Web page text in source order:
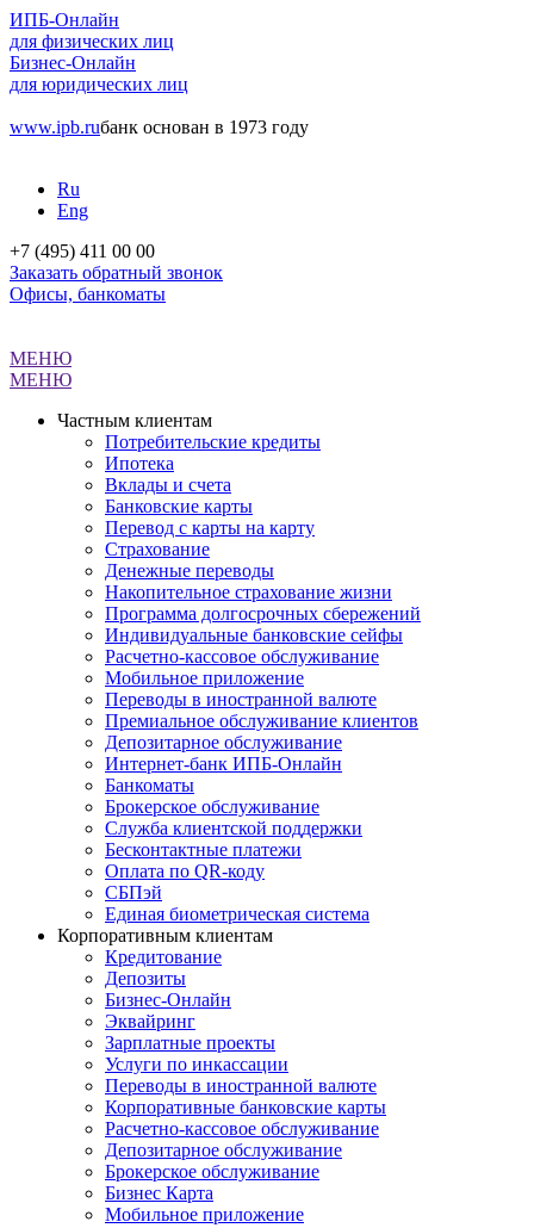
ИПБ-Онлайн
для физических лиц
Бизнес-Онлайн
для юридических лиц
www.ipb.ruбанк основан в 1973 году
Ru
Eng
+7 (495) 411 00 00
Заказать обратный звонок
Офисы, банкоматы
МЕНЮ
МЕНЮ
Частным клиентам
Потребительские кредиты
Ипотека
Вклады и счета
Банковские карты
Перевод с карты на карту
Страхование
Денежные переводы
Накопительное страхование жизни
Программа долгосрочных сбережений
Индивидуальные банковские сейфы
Расчетно-кассовое обслуживание
Мобильное приложение
Переводы в иностранной валюте
Премиальное обслуживание клиентов
Депозитарное обслуживание
Интернет-банк ИПБ-Онлайн
Банкоматы
Брокерское обслуживание
Служба клиентской поддержки
Бесконтактные платежи
Оплата по QR-коду
СБПэй
Единая биометрическая система
Корпоративным клиентам
Кредитование
Депозиты
Бизнес-Онлайн
Эквайринг
Зарплатные проекты
Услуги по инкассации
Переводы в иностранной валюте
Корпоративные банковские карты
Расчетно-кассовое обслуживание
Депозитарное обслуживание
Брокерское обслуживание
Бизнес Карта
Мобильное приложение